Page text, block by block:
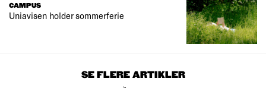
CAMPUS
Uniavisen holder sommerferie
SE FLERE ARTIKLER